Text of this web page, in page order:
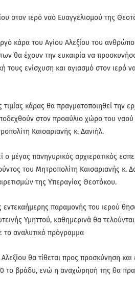
στον ιερό ναό Ευαγγελισμού της
κάρα του Αγίου Αλεξίου του
θα έχουν την ευκαιρία να
τους ενίσχυση και αγιασμό στον ιερό
κάρας θα πραγματοποιηθεί την
στον προαύλιο χώρο του ναού
Καισαριανής κ. Δανιήλ.
μέγας πανηγυρικός αρχιερατικός
του Μητροπολίτη Καισαριανής κ.
της Υπεραγίας Θεοτόκου.
εντεκαήμερης παραμονής του ιερού
Υμηττού, καθημερινά θα
αναλυτικό πρόγραμμα
θα τίθεται προς προσκύνηση
το βράδυ, ενώ η αναχώρησή της θα